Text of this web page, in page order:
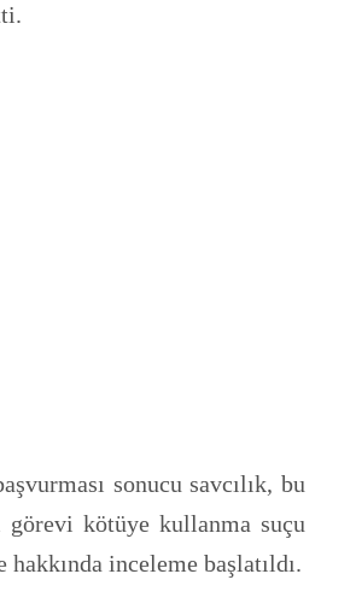
sonucu savcılık, bu
kötüye kullanma suçu
inceleme başlatıldı.